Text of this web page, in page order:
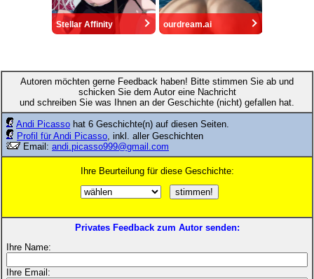
Stellar Affinity ourdream.ai
Autoren möchten gerne Feedback haben! Bitte stimmen Sie ab und
schicken Sie dem Autor eine Nachricht
und schreiben Sie was Ihnen an der Geschichte (nicht) gefallen hat.
Andi Picasso hat 6 Geschichte(n) auf diesen Seiten.
Profil für Andi Picasso , inkl. aller Geschichten
Email: andi.picasso999@gmail.com
Ihre Beurteilung für diese Geschichte:
Privates Feedback zum Autor senden:
Ihre Name:
Ihre Email: